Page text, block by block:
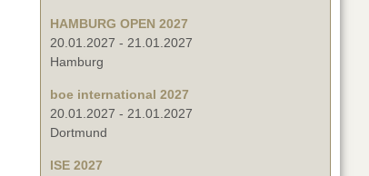
HAMBURG OPEN 2027
20.01.2027 - 21.01.2027
Hamburg
boe international 2027
20.01.2027 - 21.01.2027
Dortmund
ISE 2027